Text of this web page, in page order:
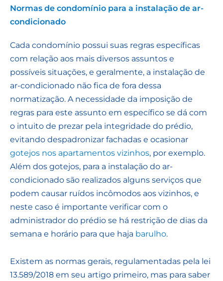
Normas de condomínio para a instalação de ar-
condicionado
Cada condomínio possui suas regras específicas
com relação aos mais diversos assuntos e
possíveis situações, e geralmente, a instalação de
ar-condicionado não fica de fora dessa
normatização. A necessidade da imposição de
regras para este assunto em específico se dá com
o intuito de prezar pela integridade do prédio,
evitando despadronizar fachadas e ocasionar
gotejos nos apartamentos vizinhos, por exemplo.
Além dos gotejos, para a instalação do ar-
condicionado são realizados alguns serviços que
podem causar ruídos incômodos aos vizinhos, e
neste caso é importante verificar com o
administrador do prédio se há restrição de dias da
semana e horário para que haja barulho.
Existem as normas gerais, regulamentadas pela lei
13.589/2018 em seu artigo primeiro, mas para saber